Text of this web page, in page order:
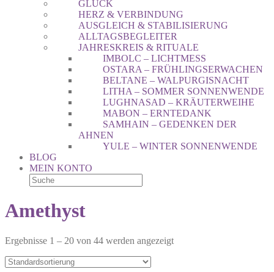
GLÜCK
HERZ & VERBINDUNG
AUSGLEICH & STABILISIERUNG
ALLTAGSBEGLEITER
JAHRESKREIS & RITUALE
IMBOLC – LICHTMESS
OSTARA – FRÜHLINGSERWACHEN
BELTANE – WALPURGISNACHT
LITHA – SOMMER SONNENWENDE
LUGHNASAD – KRÄUTERWEIHE
MABON – ERNTEDANK
SAMHAIN – GEDENKEN DER
AHNEN
YULE – WINTER SONNENWENDE
BLOG
MEIN KONTO
Amethyst
Ergebnisse 1 – 20 von 44 werden angezeigt